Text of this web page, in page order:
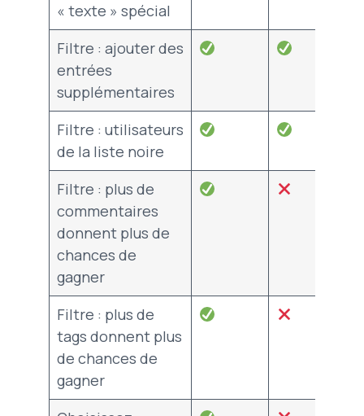
« texte » spécial
Filtre : ajouter des
entrées
supplémentaires
Filtre : utilisateurs
de la liste noire
Filtre : plus de
commentaires
donnent plus de
chances de
gagner
Filtre : plus de
tags donnent plus
de chances de
gagner